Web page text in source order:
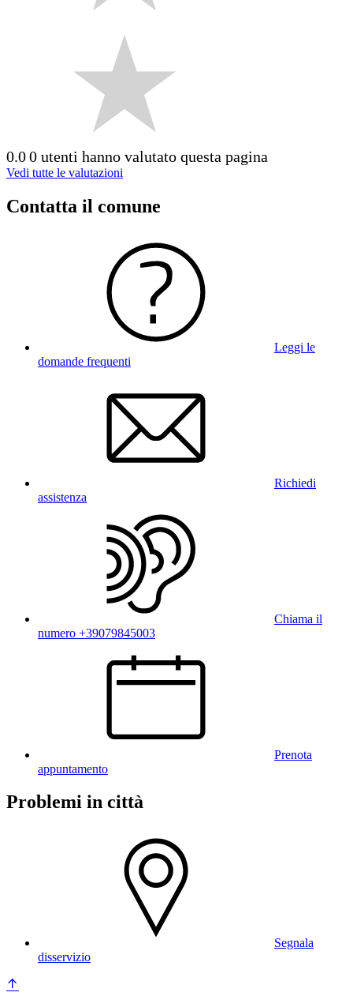
0.00 utenti hanno valutato questa pagina
Vedi tutte le valutazioni
Contatta il comune
Leggi le
domande frequenti
Richiedi
assistenza
Chiama il
numero +39079845003
Prenota
appuntamento
Problemi in città
Segnala
disservizio